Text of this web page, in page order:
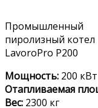
Промышленный
пиролизный котел
LavoroPro P200
Мощность: 200 кВт
Отапливаемая
Вес: 2300 кг